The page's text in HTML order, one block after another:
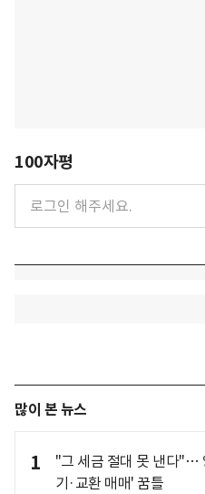
100자평
많이 본 뉴스
1
"그 세금 절대 못 낸다"…
기·교환 매매' 꿈틀